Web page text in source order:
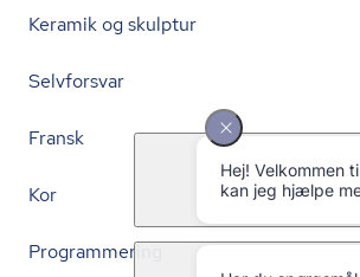
Keramik og skulptur
Selvforsvar
Fransk
Kor
Programmering